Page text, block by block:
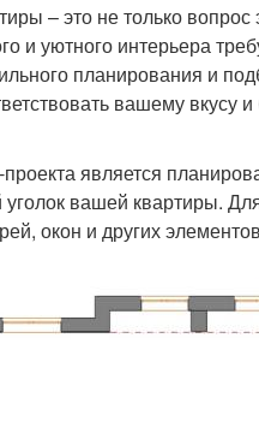
– это не только
и уютного интерьера
планирования и
вашему вкусу
является
вашей квартиры.
окон и других